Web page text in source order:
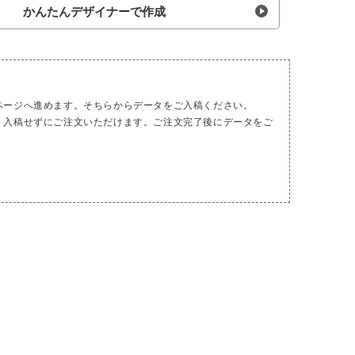
かんたんデザイナーで作成
ジへ進めます。そちらからデータをご入稿ください。
稿せずにご注文いただけます。ご注文完了後にデータをご